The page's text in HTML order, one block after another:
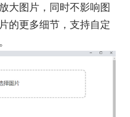
大图片，同时不影响图
的更多细节，支持自定